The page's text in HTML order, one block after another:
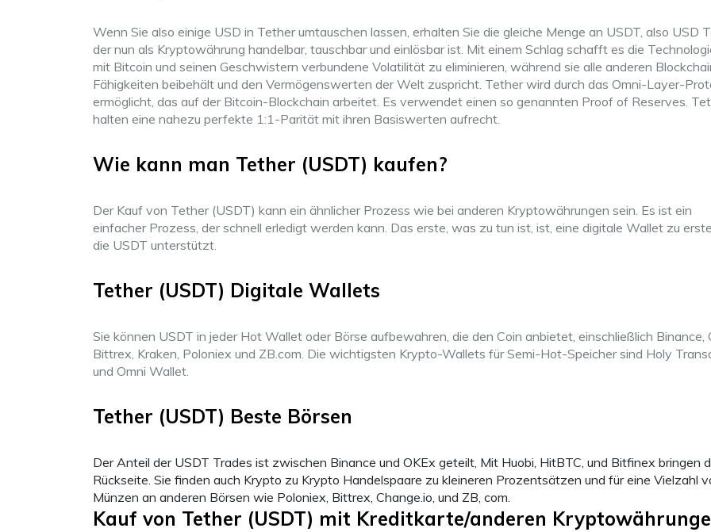
Wenn Sie also einige USD in Tether umtauschen lassen, erhalten Sie die gleiche Menge an USDT, also USD
der nun als Kryptowährung handelbar, tauschbar und einlösbar ist. Mit einem Schlag schafft es die
mit Bitcoin und seinen Geschwistern verbundene Volatilität zu eliminieren, während sie alle anderen
Fähigkeiten beibehält und den Vermögenswerten der Welt zuspricht. Tether wird durch das Omni-Layer-
ermöglicht, das auf der Bitcoin-Blockchain arbeitet. Es verwendet einen so genannten Proof of Reserves.
halten eine nahezu perfekte 1:1-Parität mit ihren Basiswerten aufrecht.
Wie kann man Tether (USDT) kaufen?
Der Kauf von Tether (USDT) kann ein ähnlicher Prozess wie bei anderen Kryptowährungen sein. Es ist ein
einfacher Prozess, der schnell erledigt werden kann. Das erste, was zu tun ist, ist, eine digitale Wallet zu
die USDT unterstützt.
Tether (USDT) Digitale Wallets
Sie können USDT in jeder Hot Wallet oder Börse aufbewahren, die den Coin anbietet, einschließlich Binance,
Bittrex, Kraken, Poloniex und ZB.com. Die wichtigsten Krypto-Wallets für Semi-Hot-Speicher sind Holy
und Omni Wallet.
Tether (USDT) Beste Börsen
Der Anteil der USDT Trades ist zwischen Binance und OKEx geteilt, Mit Huobi, HitBTC, und Bitfinex bringen
Rückseite. Sie finden auch Krypto zu Krypto Handelspaare zu kleineren Prozentsätzen und für eine Vielzahl
Münzen an anderen Börsen wie Poloniex, Bittrex, Change.io, und ZB, com.
Kauf von Tether (USDT) mit Kreditkarte/anderen